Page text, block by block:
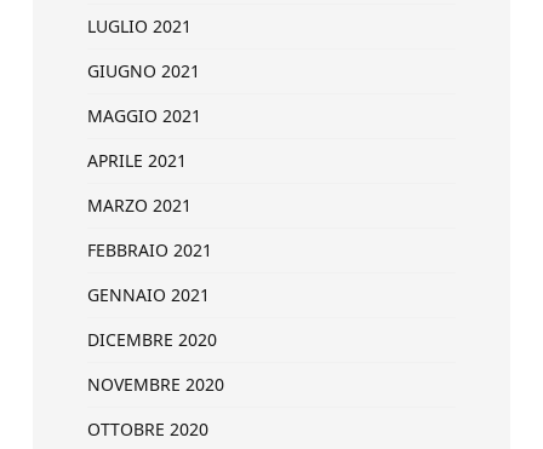
LUGLIO 2021
GIUGNO 2021
MAGGIO 2021
APRILE 2021
MARZO 2021
FEBBRAIO 2021
GENNAIO 2021
DICEMBRE 2020
NOVEMBRE 2020
OTTOBRE 2020